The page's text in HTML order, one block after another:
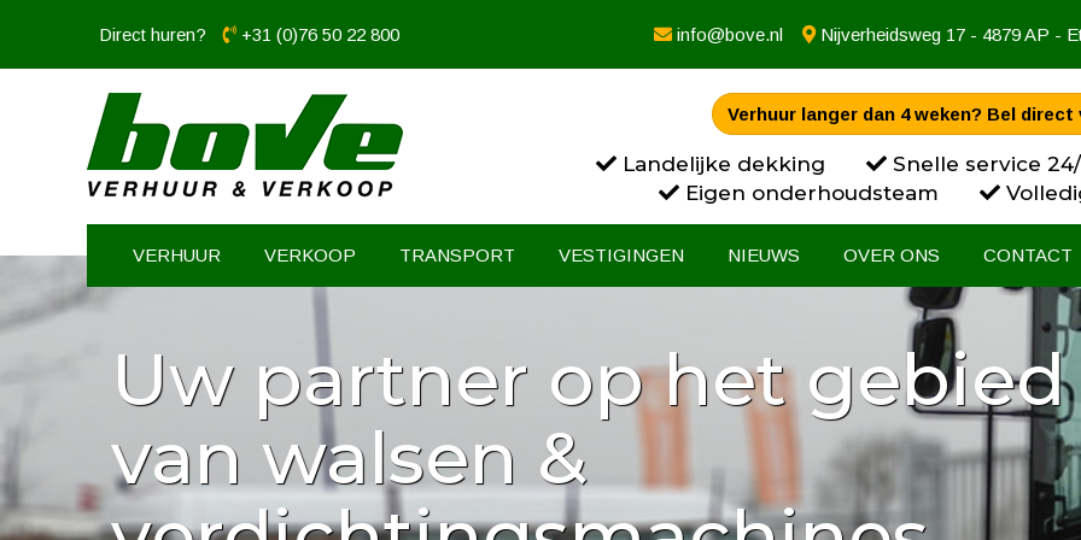
Direct huren? +31 (0)76 50 22 800 info@bove.nl Nijverheidsweg 17 - 4879 AP -
Verhuur langer dan 4 weken? Bel
Landelijke dekking
Snelle service
Eigen onderhoudsteam
VERHUUR VERKOOP TRANSPORT VESTIGINGEN NIEUWS OVER ONS CONTACT
Uw partner op het gebied
van walsen &
Zowel voor verhuur als
voor verkoop bent u bij